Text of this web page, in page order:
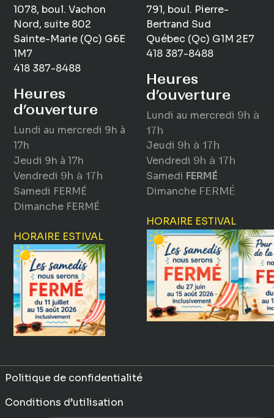
1078, boul. Vachon
Nord, suite 802
Sainte-Marie (Qc) G6E
1M7
418 387-8488
Heures
d’ouverture
Lundi au mercredi 9h à
17h
Jeudi 9h à 17h
Vendredi 9h à 17h
Samedi FERMÉ
Dimanche FERMÉ
HORAIRE ESTIVAL
791, boul. Pierre-
Bertrand Sud
Québec (Qc) G1M 2E7
418 387-8488
Heures
d’ouverture
Lundi au mercredi 9h à
17h
Jeudi 9h à 17h
Vendredi 9h à 17h
Samedi FERMÉ
Dimanche FERMÉ
HORAIRE ESTIVAL
Politique de confidentialité
Conditions d’utilisation